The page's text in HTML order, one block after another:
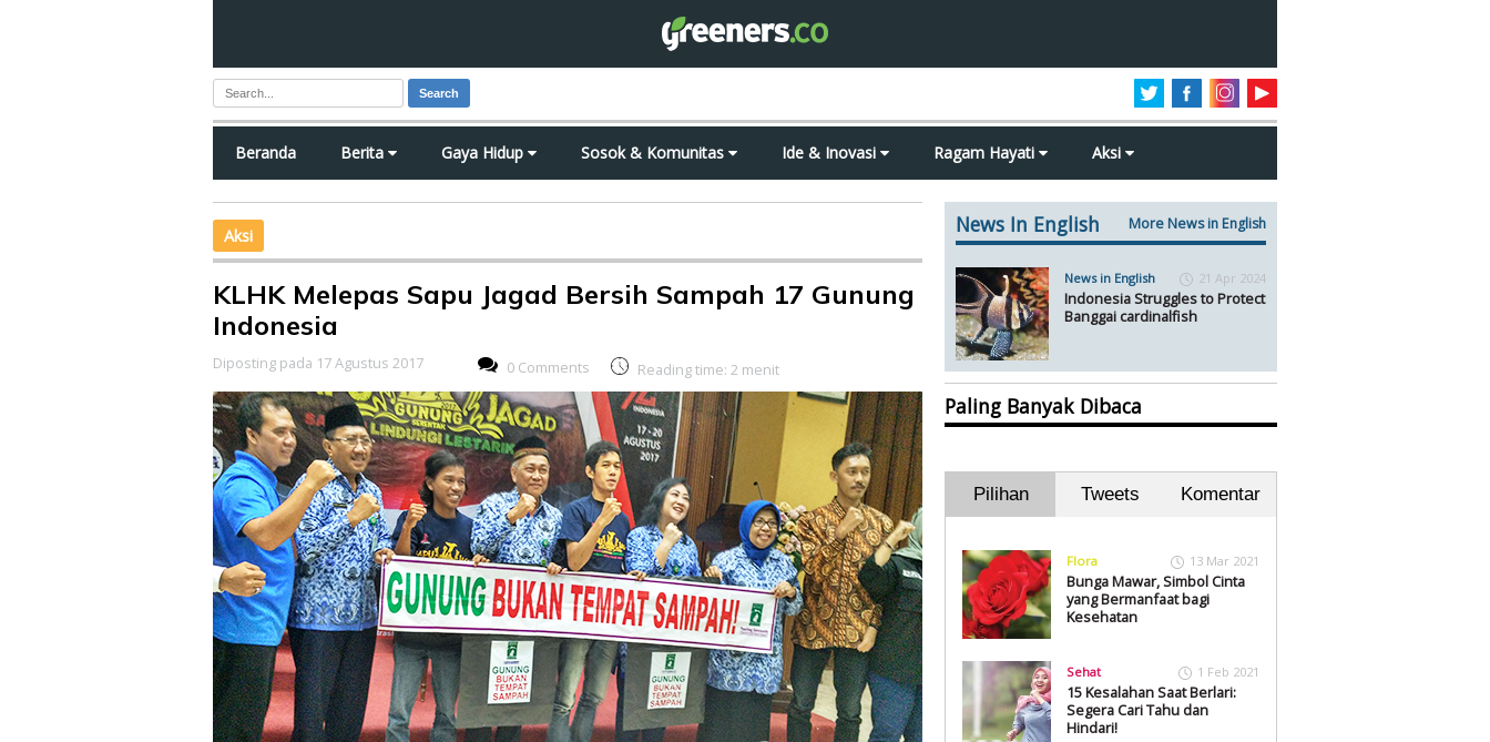
Search
Beranda Berita Gaya Hidup Sosok & Komunitas Ide & Inovasi Ragam Hayati Aksi
Aksi
KLHK Melepas Sapu Jagad Bersih Sampah 17 Gunung
Indonesia
Diposting pada 17 Agustus 2017 0 Comments Reading time: 2 menit
News In English More News in English
News in English 21 Apr 2024
Indonesia Struggles to Protect
Banggai cardinalfish
Paling Banyak Dibaca
Pilihan Tweets Komentar
Flora 13 Mar 2021
Bunga Mawar, Simbol Cinta
yang Bermanfaat bagi
Kesehatan
Sehat 1 Feb 2021
15 Kesalahan Saat Berlari:
Segera Cari Tahu dan
Hindari!